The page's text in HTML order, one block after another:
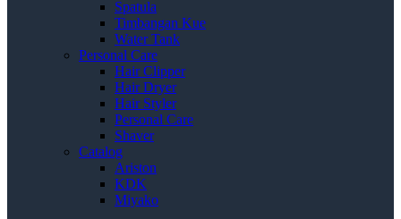
Spatula
Timbangan Kue
Water Tank
Personal Care
Hair Clipper
Hair Dryer
Hair Styler
Personal Care
Shaver
Catalog
Ariston
KDK
Miyako